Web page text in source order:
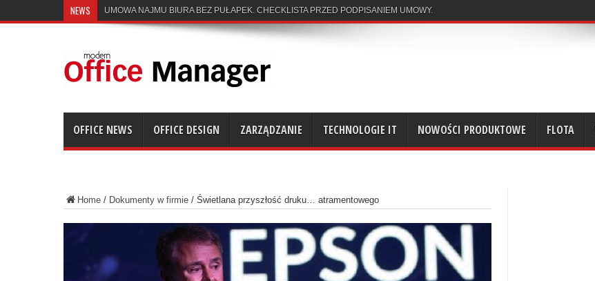
NEWS UMOWA NAJMU BIURA BEZ PUŁAPEK. CHECKLISTA PRZED PODPISANIEM UMOWY.
OFFICE NEWS OFFICE DESIGN ZARZĄDZANIE TECHNOLOGIE IT NOWOŚCI PRODUKTOWE FLOTA
Home / Dokumenty w firmie / Świetlana przyszłość druku… atramentowego